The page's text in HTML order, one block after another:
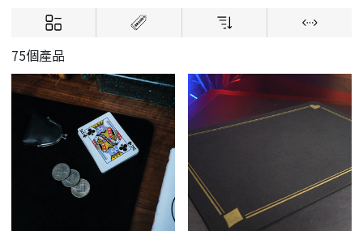
75個產品